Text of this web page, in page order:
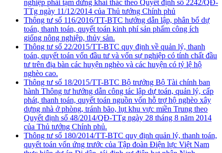
nghiệp phải tạm dừng khai thác theo Quyết định số 2242/QĐ-
TTg ngày 11/12/2014 của Thủ tướng Chính phủ
Thông tư số 116/2016/TT-BTC hướng dẫn lập, phân bổ dự
toán, thanh toán, quyết toán kinh phí sản phẩm công ích
giống nông nghiệp, thủy sản.
Thông tư số 22/2015/TT-BTC quy định về quản lý, thanh
toán, quyết toán vốn đầu tư và vốn sự nghiệp có tính chất đầu
tư trên địa bàn các huyện nghèo và các huyện có tỷ lệ hộ
nghèo cao.
Thông tư số 18/2015/TT-BTC Bộ trưởng Bộ Tài chính ban
hành Thông tư hướng dẫn công tác lập dự toán, quản lý, cấp
phát, thanh toán, quyết toán nguồn vốn hỗ trợ hộ nghèo xây
dựng nhà ở phòng, tránh bão, lụt khu vực miền Trung theo
Quyết định số 48/2014/QĐ-TTg ngày 28 tháng 8 năm 2014
của Thủ tướng Chính phủ.
Thông tư số 180/2014/TT-BTC quy định quản lý, thanh toán,
quyết toán vốn ứng trước của Tập đoàn Điện lực Việt Nam